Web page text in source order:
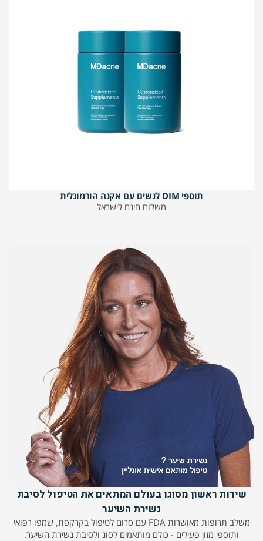
תוספי DIM לנשים עם אקנה הורמונלית
משלוח חינם לישראל
שירות ראשון מסוגו בעולם המתאים את הטיפול לסיבת
נשירת השיער
משלב תרופות מאושרות FDA עם סרום לטיפול בקרקפת, שמפו רפואי
ותוספי מזון פעילים - כולם מותאמים לסוג ולסיבת נשירת השיער.